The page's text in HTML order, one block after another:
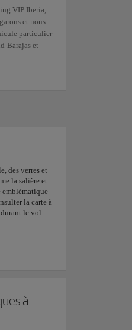
VIP Iberia,
et nous
particulier
Barajas et
des verres et
la salière et
la carte à
le vol.
à